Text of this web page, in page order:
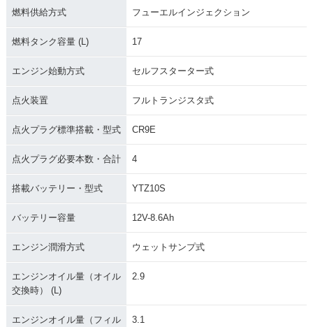
燃料供給方式 フューエルインジェクション
燃料タンク容量 (L) 17
エンジン始動方式 セルフスターター式
点火装置 フルトランジスタ式
点火プラグ標準搭載・型式 CR9E
点火プラグ必要本数・合計 4
搭載バッテリー・型式 YTZ10S
バッテリー容量 12V-8.6Ah
エンジン潤滑方式 ウェットサンプ式
エンジンオイル量（オイル
交換時） (L)
2.9
エンジンオイル量（フィル
3.1